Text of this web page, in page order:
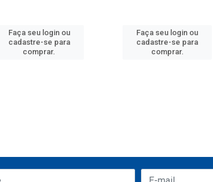
Faça seu login ou
cadastre-se para
comprar.
Faça seu login ou
cadastre-se para
comprar.